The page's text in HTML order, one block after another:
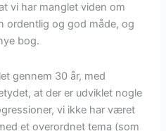
vi har manglet viden om
ordentlig og god måde, og
bog.
gennem 30 år, med
at der er udviklet nogle
vi ikke har været
et overordnet tema (som